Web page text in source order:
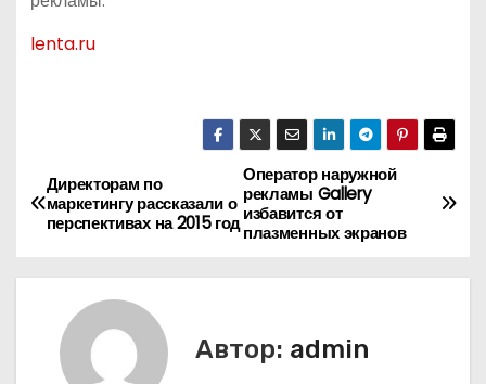
lenta.ru
Н
а
в
Оператор наружной
рекламы Gallery
избавится от
плазменных экранов
Директорам по
маркетингу рассказали о
перспективах на 2015 год
Автор: admin